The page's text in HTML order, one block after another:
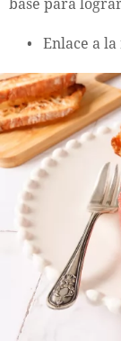
base para
Enlace a